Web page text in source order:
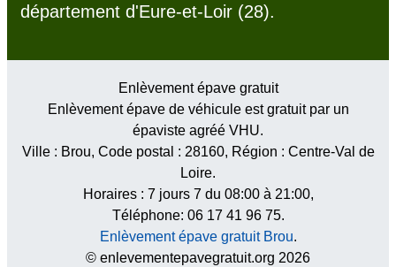
département d'Eure-et-Loir (28).
Enlèvement épave gratuit
Enlèvement épave de véhicule est gratuit par un
épaviste agréé VHU.
Ville : Brou, Code postal : 28160, Région : Centre-Val de
Loire.
Horaires : 7 jours 7 du 08:00 à 21:00,
Téléphone: 06 17 41 96 75.
Enlèvement épave gratuit Brou.
© enlevementepavegratuit.org 2026